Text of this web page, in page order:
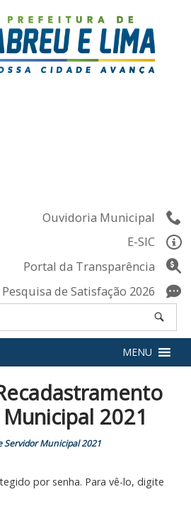
Ouvidoria Municipal
E-SIC
Portal da Transparência
Pesquisa de Satisfação 2026
MENU
2021
Servidor Municipal 2021
por senha. Para vê-lo, digite